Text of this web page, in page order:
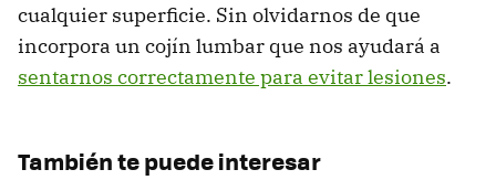
cualquier superficie. Sin olvidarnos de que
incorpora un cojín lumbar que nos ayudará a
sentarnos correctamente para evitar lesiones.
También te puede interesar